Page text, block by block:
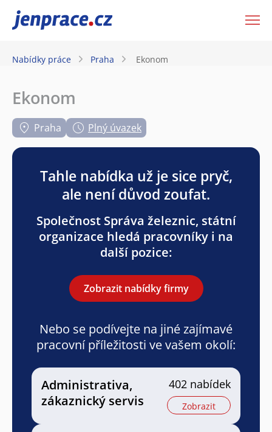
JenPráce.cz
Nabídky práce Praha Ekonom
Ekonom
Praha Plný úvazek
Tahle nabídka už je sice pryč,
ale není důvod zoufat.
Společnost Správa železnic, státní
organizace hledá pracovníky i na
další pozice:
Zobrazit nabídky firmy
Nebo se podívejte na jiné zajímavé
pracovní příležitosti ve vašem okolí:
Administrativa,
zákaznický servis
402 nabídek
Zobrazit